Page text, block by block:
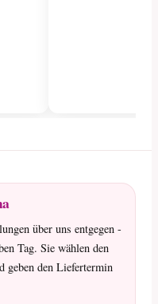
über uns entgegen -
Tag. Sie wählen den
geben den Liefertermin